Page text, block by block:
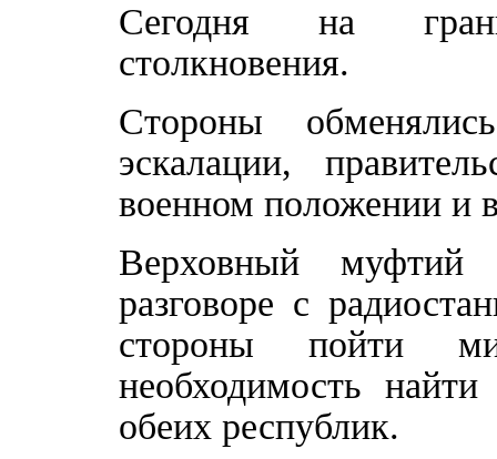
Сегодня на
столкновения.
Стороны
эскалации,
военном положении и
Верховный
разговоре с
стороны пойти
необходимость
обеих республик.